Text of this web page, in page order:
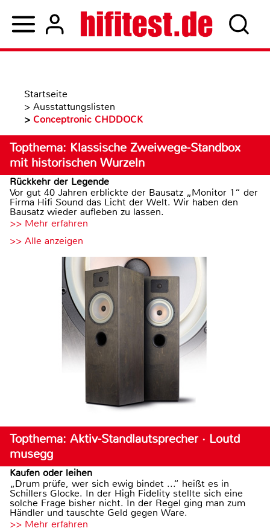
Startseite
> Ausstattungslisten
> Conceptronic CHDDOCK
Topthema: Klassische Zweiwege-Standbox
mit historischen Wurzeln
Rückkehr der Legende
Vor gut 40 Jahren erblickte der Bausatz „Monitor 1“ der
Firma Hifi Sound das Licht der Welt. Wir haben den
Bausatz wieder aufleben zu lassen.
>> Mehr erfahren
>> Alle anzeigen
Topthema: Aktiv-Standlautsprecher · Loutd
musegg
Kaufen oder leihen
„Drum prüfe, wer sich ewig bindet ...“ heißt es in
Schillers Glocke. In der High Fidelity stellte sich eine
solche Frage bisher nicht. In der Regel ging man zum
Händler und tauschte Geld gegen Ware.
>> Mehr erfahren